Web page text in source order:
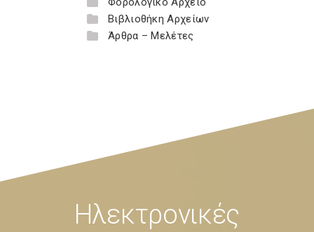
Βιβλιοθήκη Αρχείων
Άρθρα – Μελέτες
Ηλεκτρονικές